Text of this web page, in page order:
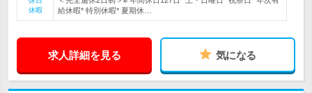
休暇
給休暇* 特別休暇* 夏期休…
求人詳細を見る 気になる